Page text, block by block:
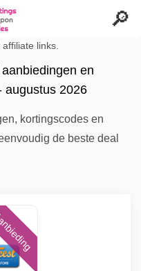
links.
en
augustus 2026
kortingscodes en
de beste deal